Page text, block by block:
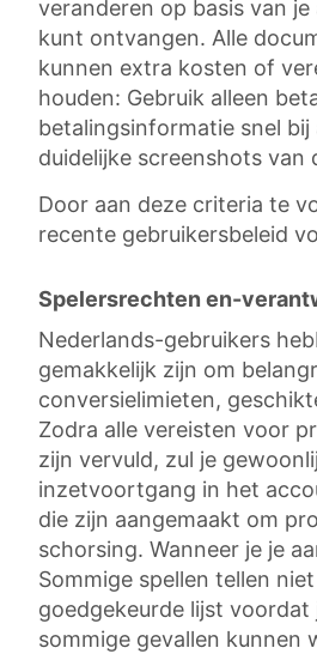
veranderen op basis van
kunt ontvangen. Alle
kunnen extra kosten of
houden: Gebruik alleen
betalingsinformatie snel
duidelijke screenshots van
Door aan deze criteria te
recente gebruikersbeleid
Spelersrechten en-
Nederlands-gebruikers
gemakkelijk zijn om
conversielimieten,
Zodra alle vereisten voor
zijn vervuld, zul je
inzetvoortgang in het
die zijn aangemaakt om
schorsing. Wanneer je je
Sommige spellen tellen
goedgekeurde lijst
sommige gevallen kunnen